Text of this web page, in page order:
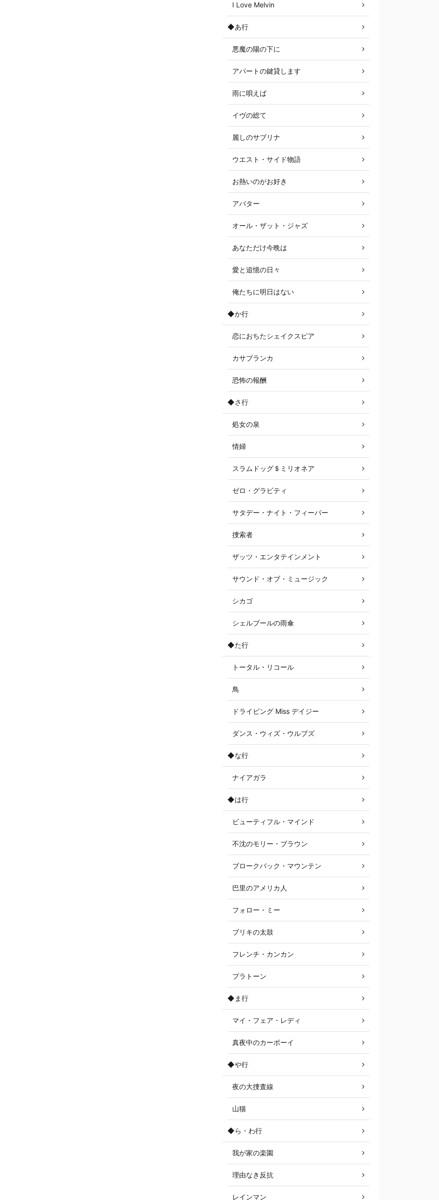
I Love Melvin
◆あ行
悪魔の陽の下に
アパートの鍵貸します
雨に唄えば
イヴの総て
麗しのサブリナ
ウエスト・サイド物語
お熱いのがお好き
アバター
オール・ザット・ジャズ
あなただけ今晩は
愛と追憶の日々
俺たちに明日はない
◆か行
恋におちたシェイクスピア
カサブランカ
恐怖の報酬
◆さ行
処女の泉
情婦
スラムドッグ＄ミリオネア
ゼロ・グラビティ
サタデー・ナイト・フィーバー
捜索者
ザッツ・エンタテインメント
サウンド・オブ・ミュージック
シカゴ
シェルブールの雨傘
◆た行
トータル・リコール
鳥
ドライビング Miss デイジー
ダンス・ウィズ・ウルブズ
◆な行
ナイアガラ
◆は行
ビューティフル・マインド
不沈のモリー・ブラウン
ブロークバック・マウンテン
巴里のアメリカ人
フォロー・ミー
ブリキの太鼓
フレンチ・カンカン
プラトーン
◆ま行
マイ・フェア・レディ
真夜中のカーボーイ
◆や行
夜の大捜査線
山猫
◆ら・わ行
我が家の楽園
理由なき反抗
レインマン